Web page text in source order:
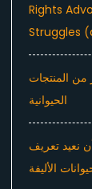
Rights
Struggles
من المنتجات
الحيوانية
أن نعيد تعريف
الأليفة